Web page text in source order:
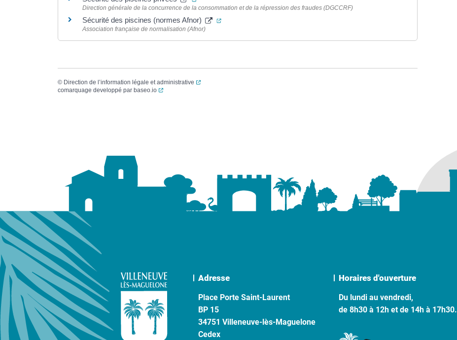
Direction générale de la concurrence de la consommation et de la répression des fraudes (DGCCRF)
Sécurité des piscines (normes Afnor) (ouverture dans un nouvel onglet)
Association française de normalisation (Afnor)
© Direction de l’information légale et administrative
(ouverture dans un nouvel onglet)
comarquage developpé par baseo.io (ouverture dans un nouvel onglet)
Adresse
Place Porte Saint-Laurent
BP 15
34751 Villeneuve-lès-Maguelone
Cedex
Horaires d'ouverture
Du lundi au vendredi,
de 8h30 à 12h et de 14h à 17h30.